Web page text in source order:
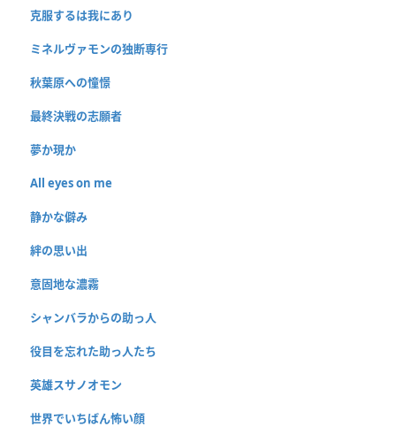
克服するは我にあり
ミネルヴァモンの独断専行
秋葉原への憧憬
最終決戦の志願者
夢か現か
All eyes on me
静かな僻み
絆の思い出
意固地な濃霧
シャンバラからの助っ人
役目を忘れた助っ人たち
英雄スサノオモン
世界でいちばん怖い顔